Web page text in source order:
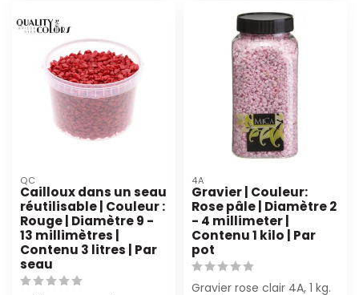
QC
Cailloux dans un seau
réutilisable | Couleur :
Rouge | Diamètre 9 -
13 millimètres |
Contenu 3 litres | Par
seau
4A
Gravier | Couleur:
Rose pâle | Diamètre 2
- 4 millimeter |
Contenu 1 kilo | Par
pot
Gravier rose clair 4A, 1 kg.